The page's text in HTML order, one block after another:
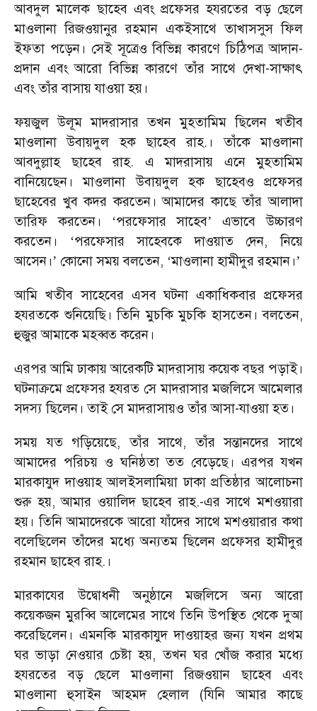
আবদুল মালেক ছাহেব এবং প্রফেসর হযরতের বড় ছেলে
মাওলানা রিজওয়ানুর রহমান একইসাথে তাখাসসুস ফিল
ইফতা পড়েন। সেই সূত্রেও বিভিন্ন কারণে চিঠিপত্র আদান-
প্রদান এবং আরো বিভিন্ন কারণে তাঁর সাথে দেখা-সাক্ষাৎ
এবং তাঁর বাসায় যাওয়া হয়।
ফয়জুল উলূম মাদরাসার তখন মুহতামিম ছিলেন খতীব
মাওলানা উবায়দুল হক ছাহেব রাহ.। তাঁকে মাওলানা
আবদুল্লাহ ছাহেব রাহ. এ মাদরাসায় এনে মুহতামিম
বানিয়েছেন। মাওলানা উবায়দুল হক ছাহেবও প্রফেসর
ছাহেবের খুব কদর করতেন। আমাদের কাছে তাঁর আলাদা
তারিফ করতেন। ‘পরফেসার সাহেব’এভাবে উচ্চারণ
করতেন। ‘পরফেসার সাহেবকে দাওয়াত দেন,নিয়ে
আসেন।’ কোনো সময় বলতেন, ‘মাওলানা হামীদুর রহমান।’
আমি খতীব সাহেবের এসব ঘটনা একাধিকবার প্রফেসর
হযরতকে শুনিয়েছি। তিনি মুচকি মুচকি হাসতেন। বলতেন,
হুজুর আমাকে মহব্বত করেন।
এরপর আমি ঢাকায় আরেকটি মাদরাসায় কয়েক বছর পড়াই।
ঘটনাক্রমে প্রফেসর হযরত সে মাদরাসার মজলিসে আমেলার
সদস্য ছিলেন। তাই সে মাদরাসায়ও তাঁর আসা-যাওয়া হত।
সময় যত গড়িয়েছে,তাঁর সাথে,তাঁর সন্তানদের সাথে
আমাদের পরিচয় ও ঘনিষ্ঠতা তত বেড়েছে। এরপর যখন
মারকাযুদ দাওয়াহ আলইসলামিয়া ঢাকা প্রতিষ্ঠার আলোচনা
শুরু হয়,আমার ওয়ালিদ ছাহেব রাহ.-এর সাথে মশওয়ারা
হয়। তিনি আমাদেরকে আরো যাঁদের সাথে মশওয়ারার কথা
বলেছিলেন তাঁদের মধ্যে অন্যতম ছিলেন প্রফেসর হামীদুর
রহমান ছাহেব রাহ.।
মারকাযের উদ্বোধনী অনুষ্ঠানে মজলিসে অন্য আরো
কয়েকজন মুরব্বি আলেমের সাথে তিনি উপস্থিত থেকে দুআ
করেছিলেন। এমনকি মারকাযুদ দাওয়াহর জন্য যখন প্রথম
ঘর ভাড়া নেওয়ার চেষ্টা হয়,তখন ঘর খোঁজ করার মধ্যে
হযরতের বড় ছেলে মাওলানা রিজওয়ান ছাহেব এবং
মাওলানা হুসাইন আহমদ হেলাল (যিনি আমার কাছে